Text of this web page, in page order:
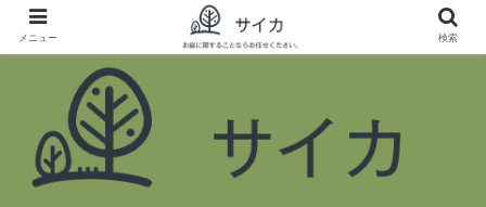
メニュー 検索